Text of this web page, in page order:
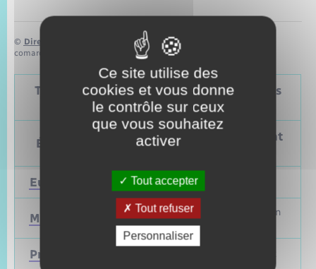
© Direction de l’information légale et administrative
comarquage developpé par
baseo.io
Tableau – Dates et périodicité des élections
politiques
Élections
Prochain
vote
Précédent
Européennes 9 juin 2024
Municipales 2026
Mars et juin
Présidentielle
Ce site utilise des
cookies et vous donne
le contrôle sur ceux
que vous souhaitez
activer
Tout accepter
Tout refuser
Personnaliser